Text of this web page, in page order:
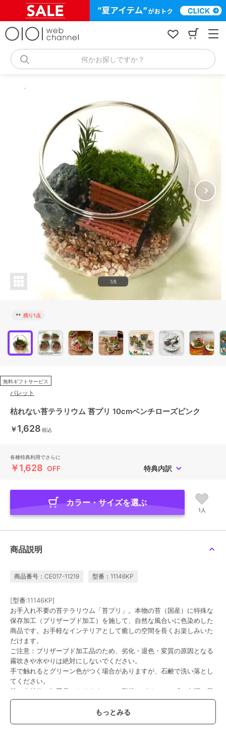
何かお探しですか？
1/8
** 残り1点
無料ギフトサービス
パレット
枯れない苔テラリウム 苔プリ 10cmベンチローズピンク
￥1,628 税込
各種特典利用でさらに
￥1,628 OFF 特典内訳
カラー・サイズを選ぶ
1人
商品説明
商品番号：CE017-11219 型番：11146KP
[型番:11146KP]
お手入れ不要の苔テラリウム「苔プリ」。本物の苔（国産）に特殊な
保存加工（プリザーブド加工）を施して、自然な風合いに色染めした
商品です。お手軽なインテリアとして癒しの空間を長くお楽しみいた
だけます。
ご注意：プリザーブド加工品のため、劣化・退色・変質の原因となる
霧吹きや水やりは絶対にしないでください。
手で触れるとグリーン色がつく場合がありますが、石鹸で洗い落とし
てください。
苔は自然物の加工品となりますので、形状・ボリューム感・色調・風
合い等の個体差がございます。
また採取場所により他の苔が若干混じり合う場合もあります。苔に
は、土・木片・枯葉・小石・埃等の付着・混入がございます。